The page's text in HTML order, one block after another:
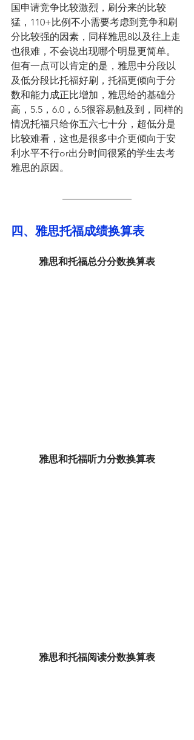
国申请竞争比较激烈，刷分来的比较
猛，110+比例不小需要考虑到竞争和刷
分比较强的因素，同样雅思8以及往上走
也很难，不会说出现哪个明显更简单。
但有一点可以肯定的是，雅思中分段以
及低分段比托福好刷，托福更倾向于分
数和能力成正比增加，雅思给的基础分
高，5.5，6.0，6.5很容易触及到，同样的
情况托福只给你五六七十分，超低分是
比较难看，这也是很多中介更倾向于安
利水平不行or出分时间很紧的学生去考
雅思的原因。
四、雅思托福成绩换算表
雅思和托福总分分数换算表
雅思和托福听力分数换算表
雅思和托福阅读分数换算表